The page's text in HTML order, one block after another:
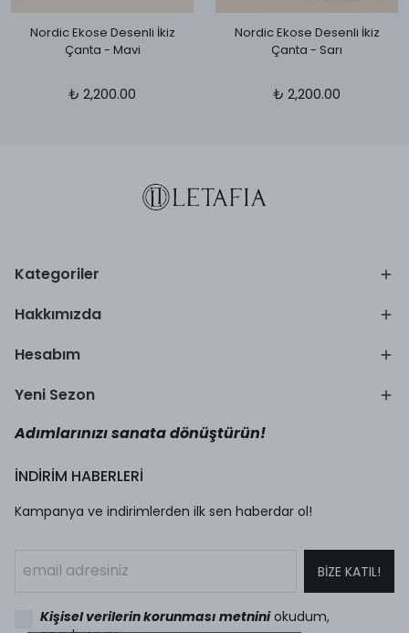
Nordic Ekose Desenli İkiz
Çanta - Mavi
₺ 2,200.00
Nordic Ekose Desenli İkiz
Çanta - Sarı
₺ 2,200.00
Kategoriler
Hakkımızda
Hesabım
Yeni Sezon
Adımlarınızı sanata dönüştürün!
İNDİRİM HABERLERİ
Kampanya ve indirimlerden ilk sen haberdar ol!
BİZE KATIL!
Kişisel verilerin korunması metniniokudum,